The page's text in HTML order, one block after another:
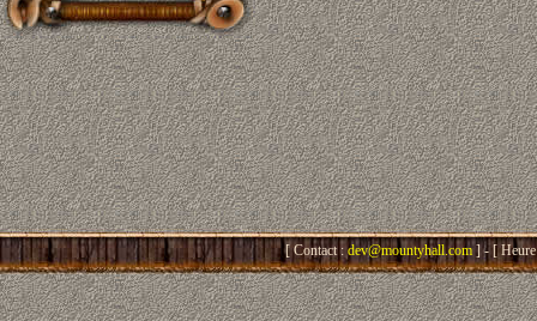
[ Contact : dev@mountyhall.com] - [ Heure